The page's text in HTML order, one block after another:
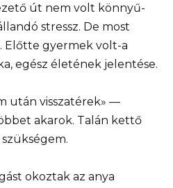
út nem volt könnyű-
stressz. De most
Előtte gyermek volt-a
egész életének jelentése.
után visszatérek» —
akarok. Talán kettő
okoztak az anya